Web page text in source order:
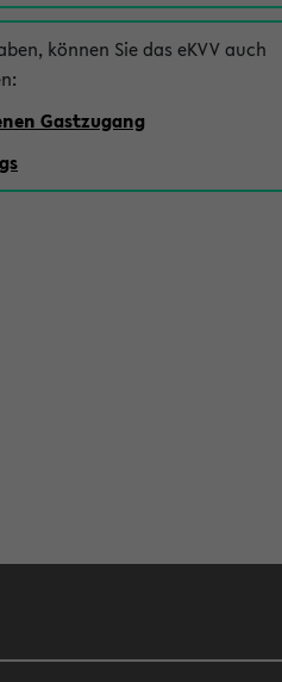
können Sie das eKVV auch
Gastzugang